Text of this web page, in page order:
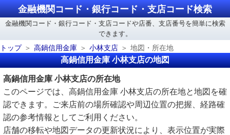
金融機関コード・銀行コード・支店コード検索
金融機関コード・銀行コード・支店コードや店番、支店番号を簡単に検索
できます。
トップ
高鍋信用金庫 小林支店 地図・所在地
高鍋信用金庫 小林支店の地図
高鍋信用金庫 小林支店の所在地
このページでは、高鍋信用金庫 小林支店の所在地と地図を確
認できます。ご来店前の場所確認や周辺位置の把握、経路確
認の参考情報としてご利用ください。
店舗の移転や地図データの更新状況により、表示位置が実際